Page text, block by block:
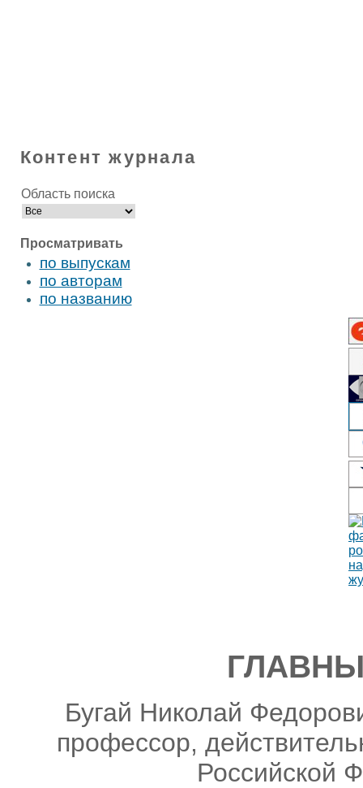
Контент журнала
Область поиска
Просматривать
по выпускам
по авторам
по названию
Бугай Николай
профессор,
Российской